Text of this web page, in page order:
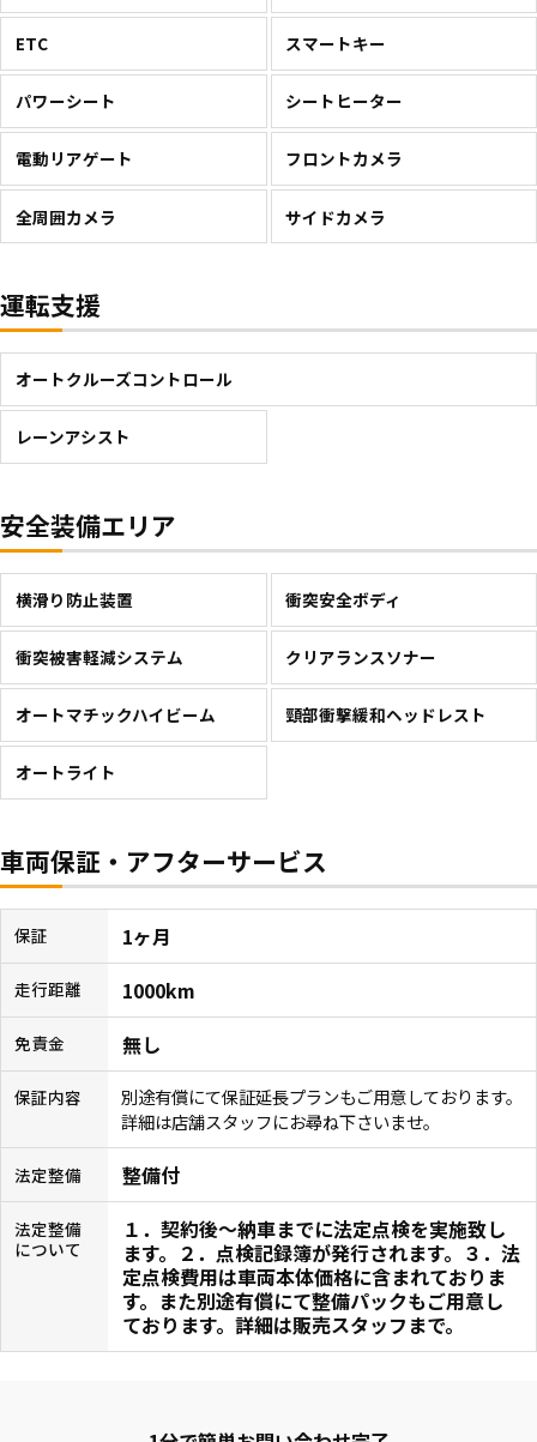
ETC スマートキー
パワーシート シートヒーター
電動リアゲート フロントカメラ
全周囲カメラ サイドカメラ
運転支援
オートクルーズコントロール
レーンアシスト
安全装備エリア
横滑り防止装置 衝突安全ボディ
衝突被害軽減システム クリアランスソナー
オートマチックハイビーム 頸部衝撃緩和ヘッドレスト
オートライト
車両保証・アフターサービス
保証 1ヶ月
走行距離 1000km
免責金 無し
保証内容
別途有償にて保証延長プランもご用意しております。
詳細は店舗スタッフにお尋ね下さいませ。
法定整備 整備付
法定整備
について
１．契約後〜納車までに法定点検を実施致し
ます。２．点検記録簿が発行されます。３．法
定点検費用は車両本体価格に含まれておりま
す。また別途有償にて整備パックもご用意し
ております。詳細は販売スタッフまで。